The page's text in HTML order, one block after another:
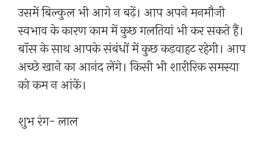
उसमें बिल्कुल भी आगे न बढ़ें। आप अपने मनमौजी
स्वभाव के कारण काम में कुछ गलतियां भी कर सकते हैं।
बॉस के साथ आपके संबंधों में कुछ कड़वाहट रहेगी। आप
अच्छे खाने का आनंद लेंगे। किसी भी शारीरिक समस्या
को कम न आंकें।
शुभ रंग- लाल